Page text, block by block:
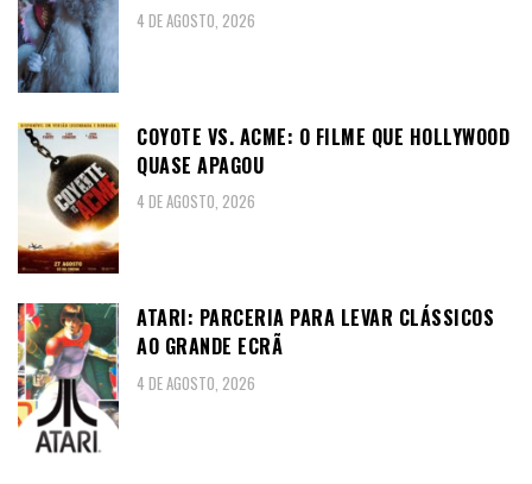
4 DE AGOSTO, 2026
COYOTE VS. ACME: O FILME QUE HOLLYWOOD
QUASE APAGOU
4 DE AGOSTO, 2026
ATARI: PARCERIA PARA LEVAR CLÁSSICOS
AO GRANDE ECRÃ
4 DE AGOSTO, 2026